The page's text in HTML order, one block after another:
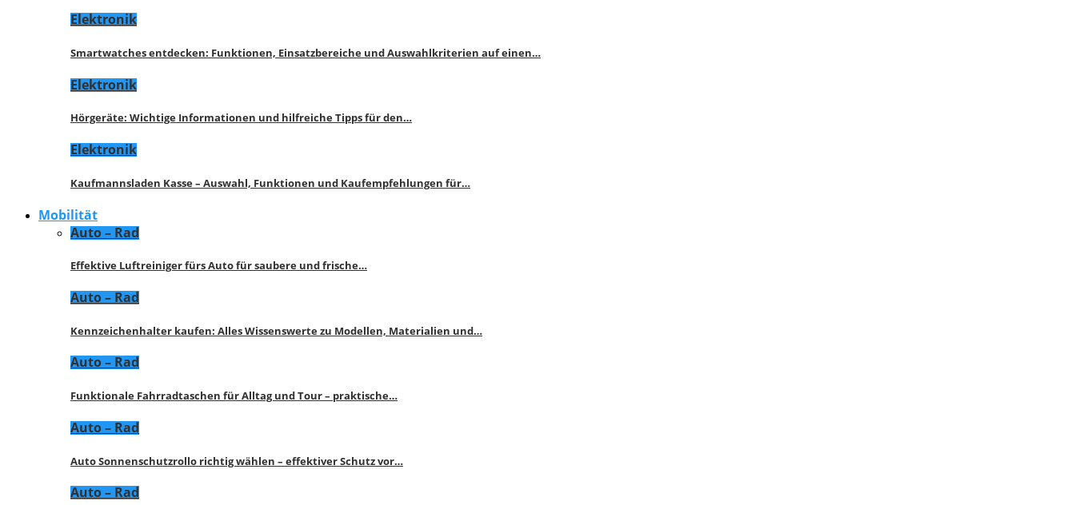
Elektronik
Smartwatches entdecken: Funktionen, Einsatzbereiche und Auswahlkriterien auf einen…
Elektronik
Hörgeräte: Wichtige Informationen und hilfreiche Tipps für den…
Elektronik
Kaufmannsladen Kasse – Auswahl, Funktionen und Kaufempfehlungen für…
Mobilität
Auto – Rad
Effektive Luftreiniger fürs Auto für saubere und frische…
Auto – Rad
Kennzeichenhalter kaufen: Alles Wissenswerte zu Modellen, Materialien und…
Auto – Rad
Funktionale Fahrradtaschen für Alltag und Tour – praktische…
Auto – Rad
Auto Sonnenschutzrollo richtig wählen – effektiver Schutz vor…
Auto – Rad